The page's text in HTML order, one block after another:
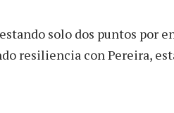
solo dos puntos por
resiliencia con Pereira,